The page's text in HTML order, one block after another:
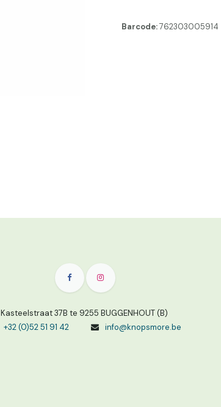
Barcode:762303005914
Kasteelstraat 37B te 9255 BUGGENHOUT (B)
+32 (0)52 51 91 42
info@knopsmore.be